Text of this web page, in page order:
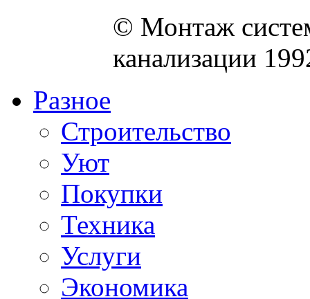
© Монтаж
канализации
Разное
Строительство
Уют
Покупки
Техника
Услуги
Экономика